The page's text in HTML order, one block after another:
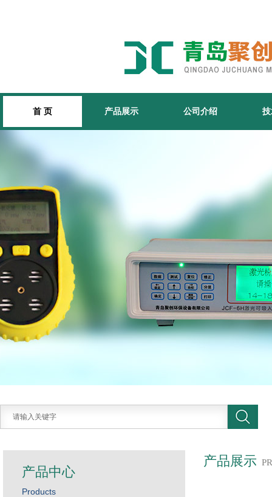
首 页 产品展示 公司介绍
产品展示
产品中心
Products